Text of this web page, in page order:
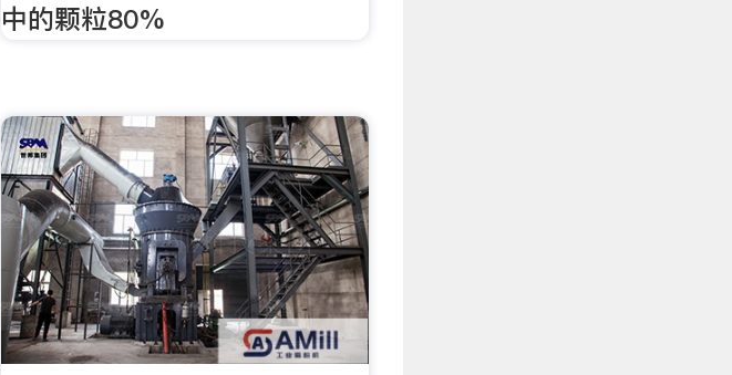
中的颗粒80%